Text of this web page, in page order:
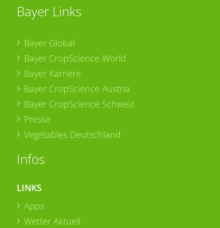
Bayer Links
Bayer Global
Bayer CropScience World
Bayer Karriere
Bayer CropScience Austria
Bayer CropScience Schweiz
Presse
Vegetables Deutschland
Infos
LINKS
Apps
Wetter Aktuell